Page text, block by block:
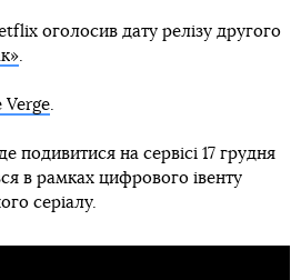
оголосив дату релізу другого
Verge
подивитися на сервісі 17 грудня
в рамках цифрового івенту
серіалу.